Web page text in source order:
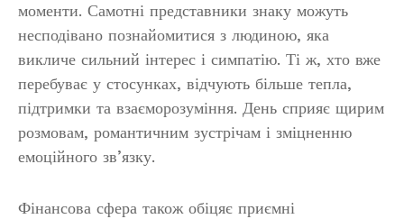
моменти. Самотні представники знаку можуть
несподівано познайомитися з людиною, яка
викличе сильний інтерес і симпатію. Ті ж, хто вже
перебуває у стосунках, відчують більше тепла,
підтримки та взаєморозуміння. День сприяє щирим
розмовам, романтичним зустрічам і зміцненню
емоційного зв’язку.
Фінансова сфера також обіцяє приємні